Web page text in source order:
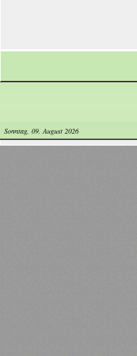
Sonntag, 09. August 2026